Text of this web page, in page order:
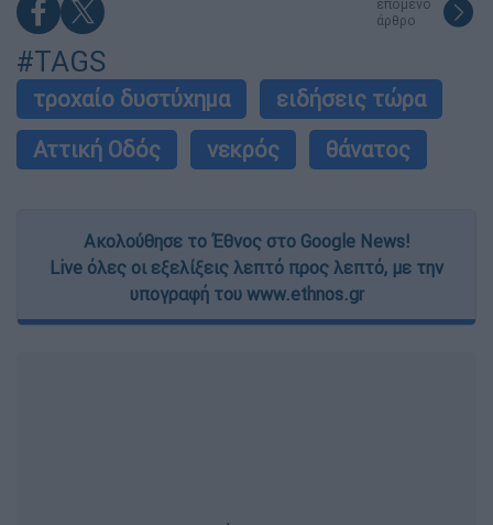
επόμενο
άρθρο
#TAGS
τροχαίο δυστύχημα
ειδήσεις τώρα
Αττική Οδός
νεκρός θάνατος
Ακολούθησε το Έθνος στο Google News!
Live όλες οι εξελίξεις λεπτό προς λεπτό, με την
υπογραφή του www.ethnos.gr